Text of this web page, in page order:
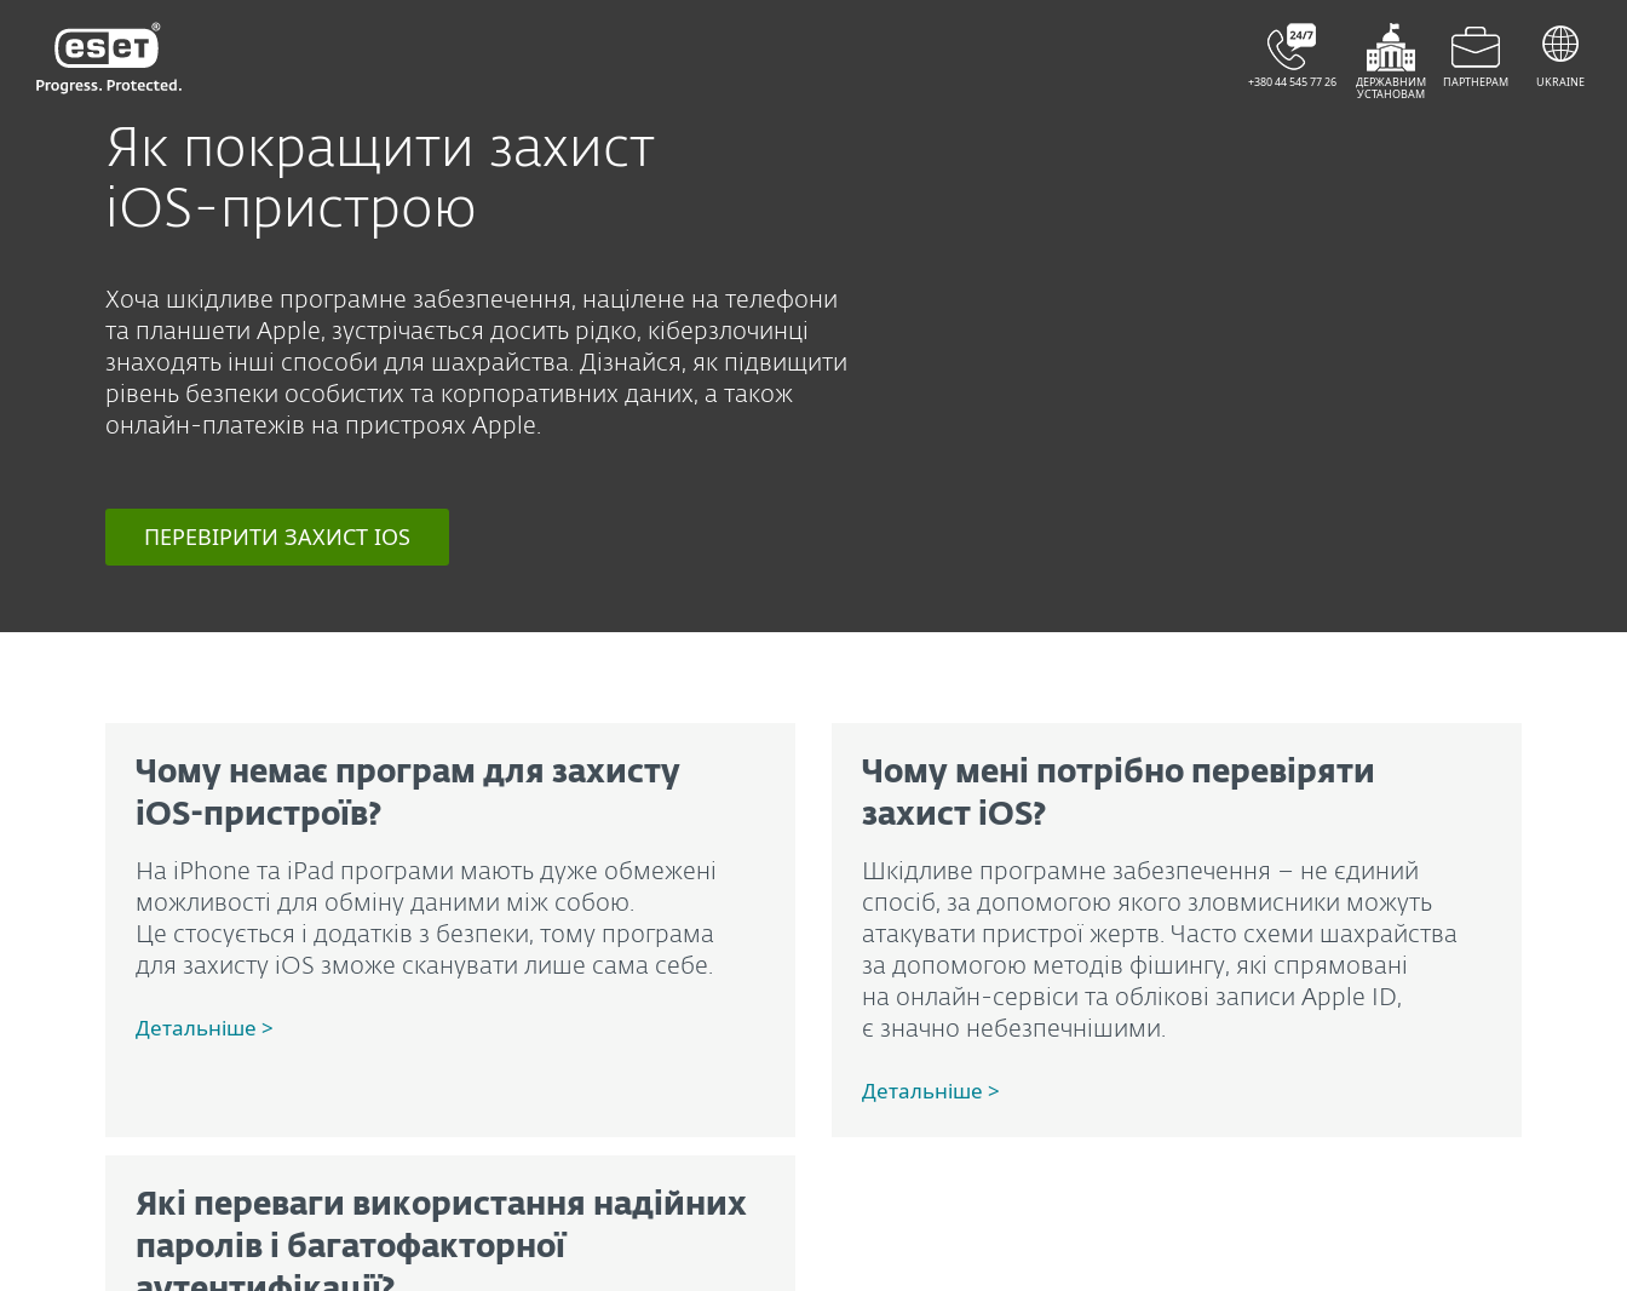
Як покращити захист
iOS-пристрою
Хоча шкідливе програмне забезпечення, націлене на телефони
та планшети Apple, зустрічається досить рідко, кіберзлочинці
знаходять інші способи для шахрайства. Дізнайся, як підвищити
рівень безпеки особистих та корпоративних даних, а також
онлайн-платежів на пристроях Apple.
ПЕРЕВІРИТИ ЗАХИСТ IOS
Чому немає програм для захисту
iOS-пристроїв?
На iPhone та iPad програми мають дуже обмежені
можливості для обміну даними між собою.
Це стосується і додатків з безпеки, тому програма
для захисту iOS зможе сканувати лише сама себе.
Детальніше >
Чому мені потрібно перевіряти
захист iOS?
Шкідливе програмне забезпечення – не єдиний
спосіб, за допомогою якого зловмисники можуть
атакувати пристрої жертв. Часто схеми шахрайства
за допомогою методів фішингу, які спрямовані
на онлайн-сервіси та облікові записи Apple ID,
є значно небезпечнішими.
Детальніше >
Які переваги використання надійних
паролів і багатофакторної
ESET
+380 44 545 77 26 ДЕРЖАВНИМ
УСТАНОВАМ
ПАРТНЕРАМ UKRAINE